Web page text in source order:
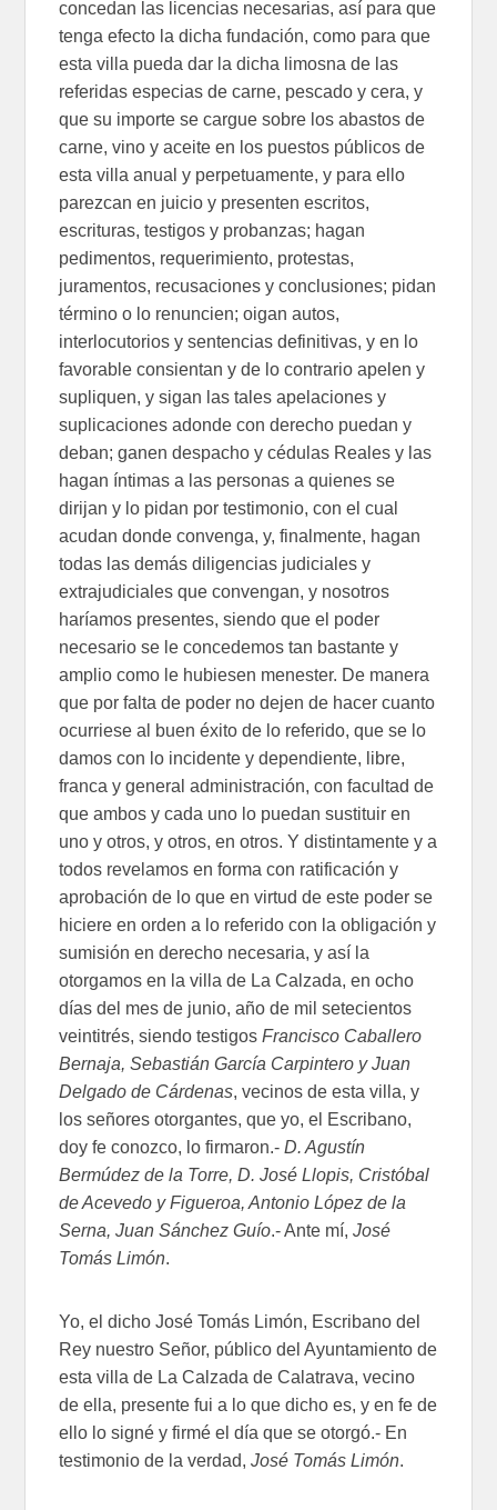
concedan las licencias necesarias, así para que
tenga efecto la dicha fundación, como para que
esta villa pueda dar la dicha limosna de las
referidas especias de carne, pescado y cera, y
que su importe se cargue sobre los abastos de
carne, vino y aceite en los puestos públicos de
esta villa anual y perpetuamente, y para ello
parezcan en juicio y presenten escritos,
escrituras, testigos y probanzas; hagan
pedimentos, requerimiento, protestas,
juramentos, recusaciones y conclusiones; pidan
término o lo renuncien; oigan autos,
interlocutorios y sentencias definitivas, y en lo
favorable consientan y de lo contrario apelen y
supliquen, y sigan las tales apelaciones y
suplicaciones adonde con derecho puedan y
deban; ganen despacho y cédulas Reales y las
hagan íntimas a las personas a quienes se
dirijan y lo pidan por testimonio, con el cual
acudan donde convenga, y, finalmente, hagan
todas las demás diligencias judiciales y
extrajudiciales que convengan, y nosotros
haríamos presentes, siendo que el poder
necesario se le concedemos tan bastante y
amplio como le hubiesen menester. De manera
que por falta de poder no dejen de hacer cuanto
ocurriese al buen éxito de lo referido, que se lo
damos con lo incidente y dependiente, libre,
franca y general administración, con facultad de
que ambos y cada uno lo puedan sustituir en
uno y otros, y otros, en otros. Y distintamente y a
todos revelamos en forma con ratificación y
aprobación de lo que en virtud de este poder se
hiciere en orden a lo referido con la obligación y
sumisión en derecho necesaria, y así la
otorgamos en la villa de La Calzada, en ocho
días del mes de junio, año de mil setecientos
veintitrés, siendo testigosFrancisco Caballero
Bernaja, Sebastián García Carpintero y Juan
Delgado de Cárdenas, vecinos de esta villa, y
los señores otorgantes, que yo, el Escribano,
doy fe conozco, lo firmaron.-D. Agustín
Bermúdez de la Torre, D. José Llopis, Cristóbal
de Acevedo y Figueroa, Antonio López de la
Serna, Juan Sánchez Guío.- Ante mí,José
Tomás Limón.
Yo, el dicho José Tomás Limón, Escribano del
Rey nuestro Señor, público del Ayuntamiento de
esta villa de La Calzada de Calatrava, vecino
de ella, presente fui a lo que dicho es, y en fe de
ello lo signé y firmé el día que se otorgó.- En
testimonio de la verdad,José Tomás Limón.